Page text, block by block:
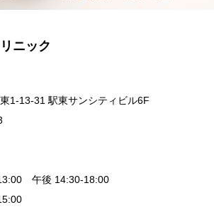
ニック
1-13-31 駅東サンシティビル6F
午後 14:30-18:00